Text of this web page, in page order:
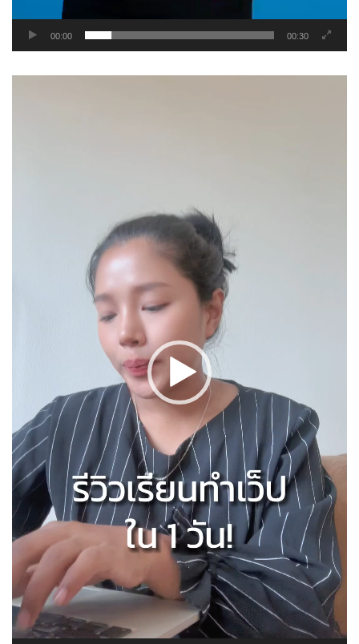
00:00 00:30